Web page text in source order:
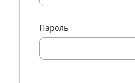
Пароль